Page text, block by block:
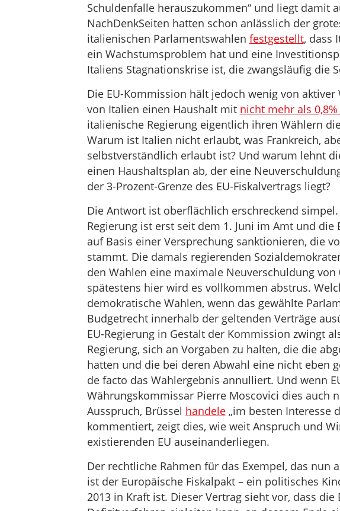
Schuldenfalle herauszukommen“ und liegt damit
NachDenkSeiten hatten schon anlässlich der
italienischen Parlamentswahlen festgestellt, dass
ein Wachstumsproblem hat und eine
Italiens Stagnationskrise ist, die zwangsläufig die
Die EU-Kommission hält jedoch wenig von
von Italien einen Haushalt mit nicht mehr als
italienische Regierung eigentlich ihren Wählern
Warum ist Italien nicht erlaubt, was Frankreich,
selbstverständlich erlaubt ist? Und warum lehnt
einen Haushaltsplan ab, der eine
der 3-Prozent-Grenze des EU-Fiskalvertrags liegt?
Die Antwort ist oberflächlich erschreckend
Regierung ist erst seit dem 1. Juni im Amt und
auf Basis einer Versprechung sanktionieren, die
stammt. Die damals regierenden
den Wahlen eine maximale Neuverschuldung von
spätestens hier wird es vollkommen abstrus.
demokratische Wahlen, wenn das gewählte
Budgetrecht innerhalb der geltenden Verträge
EU-Regierung in Gestalt der Kommission zwingt
Regierung, sich an Vorgaben zu halten, die die
hatten und die bei deren Abwahl eine nicht eben
de facto das Wahlergebnis annulliert. Und wenn
Währungskommissar Pierre Moscovici dies auch
Ausspruch, Brüssel handele„im besten Interesse
kommentiert, zeigt dies, wie weit Anspruch und
existierenden EU auseinanderliegen.
Der rechtliche Rahmen für das Exempel, das nun
ist der Europäische Fiskalpakt – ein politisches
2013 in Kraft ist. Dieser Vertrag sieht vor, dass die